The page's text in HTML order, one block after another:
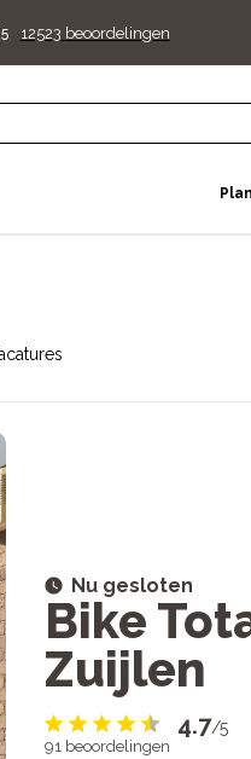
12523 beoordelingen
Nu gesloten
Bike
Zuijlen
4.7/5
91 beoordelingen